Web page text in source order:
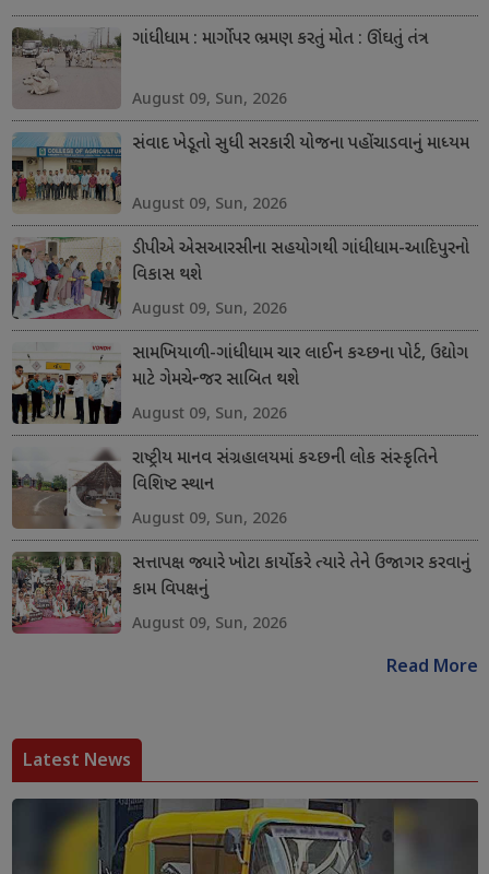
ગાંધીધામ : માર્ગો પર ભ્રમણ કરતું મોત : ઊંઘતું તંત્ર
August 09, Sun, 2026
સંવાદ ખેડૂતો સુધી સરકારી યોજના પહોંચાડવાનું માધ્યમ
August 09, Sun, 2026
ડીપીએ એસઆરસીના સહયોગથી ગાંધીધામ-આદિપુરનો
વિકાસ થશે
August 09, Sun, 2026
સામખિયાળી-ગાંધીધામ ચાર લાઈન કચ્છના પોર્ટ, ઉદ્યોગ
માટે ગેમચેન્જર સાબિત થશે
August 09, Sun, 2026
રાષ્ટ્રીય માનવ સંગ્રહાલયમાં કચ્છની લોક સંસ્કૃતિને
વિશિષ્ટ સ્થાન
August 09, Sun, 2026
સત્તાપક્ષ જ્યારે ખોટા કાર્યો કરે ત્યારે તેને ઉજાગર કરવાનું
કામ વિપક્ષનું
August 09, Sun, 2026
Read More
Latest News